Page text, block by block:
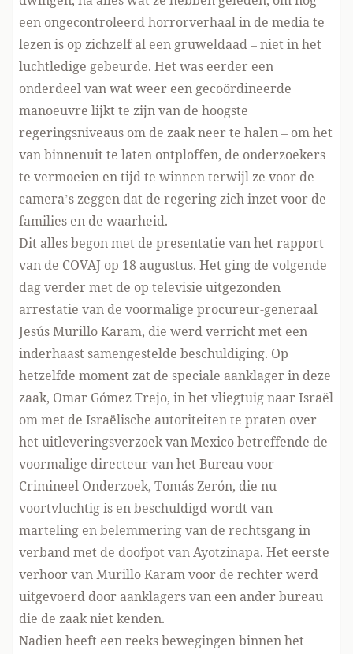
een ongecontroleerd horrorverhaal in de media te
lezen is op zichzelf al een gruweldaad – niet in het
luchtledige gebeurde. Het was eerder een
onderdeel van wat weer een gecoördineerde
manoeuvre lijkt te zijn van de hoogste
regeringsniveaus om de zaak neer te halen – om het
van binnenuit te laten ontploffen, de onderzoekers
te vermoeien en tijd te winnen terwijl ze voor de
camera’s zeggen dat de regering zich inzet voor de
families en de waarheid.
Dit alles begon met de presentatie van het rapport
van de COVAJ op 18 augustus. Het ging de volgende
dag verder met de op televisie uitgezonden
arrestatie van de voormalige procureur-generaal
Jesús Murillo Karam, die werd verricht met een
inderhaast samengestelde beschuldiging. Op
hetzelfde moment zat de speciale aanklager in deze
zaak, Omar Gómez Trejo, in het vliegtuig naar Israël
om met de Israëlische autoriteiten te praten over
het uitleveringsverzoek van Mexico betreffende de
voormalige directeur van het Bureau voor
Crimineel Onderzoek, Tomás Zerón, die nu
voortvluchtig is en beschuldigd wordt van
marteling en belemmering van de rechtsgang in
verband met de doofpot van Ayotzinapa. Het eerste
verhoor van Murillo Karam voor de rechter werd
uitgevoerd door aanklagers van een ander bureau
die de zaak niet kenden.
Nadien heeft een reeks bewegingen binnen het